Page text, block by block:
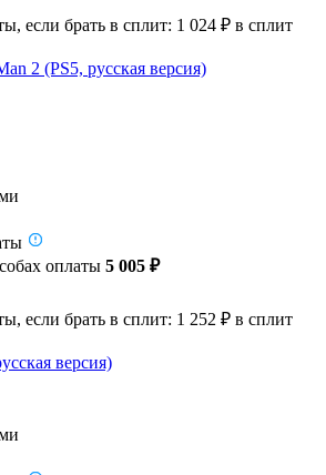
если брать в сплит: 1 024 ₽ в сплит
2 (PS5, русская версия)
оплаты 5 005 ₽
если брать в сплит: 1 252 ₽ в сплит
версия)